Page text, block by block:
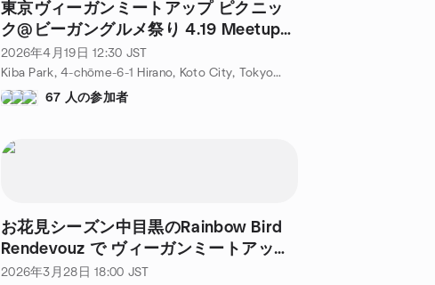
東京ヴィーガンミートアップ ピクニッ
ク@ビーガングルメ祭り 4.19 Meetup
Picnic @ Tokyo Vegan Gourmet
Festival
2026年4月19日 12:30 JST
Kiba Park, 4-chōme-6-1 Hirano, Koto City, Tokyo, JP
67 人の参加者
お花見シーズン中目黒のRainbow Bird
Rendevouz で ヴィーガンミートアップ
Hanami Season Vegan Meetup 3.28
2026年3月28日 18:00 JST